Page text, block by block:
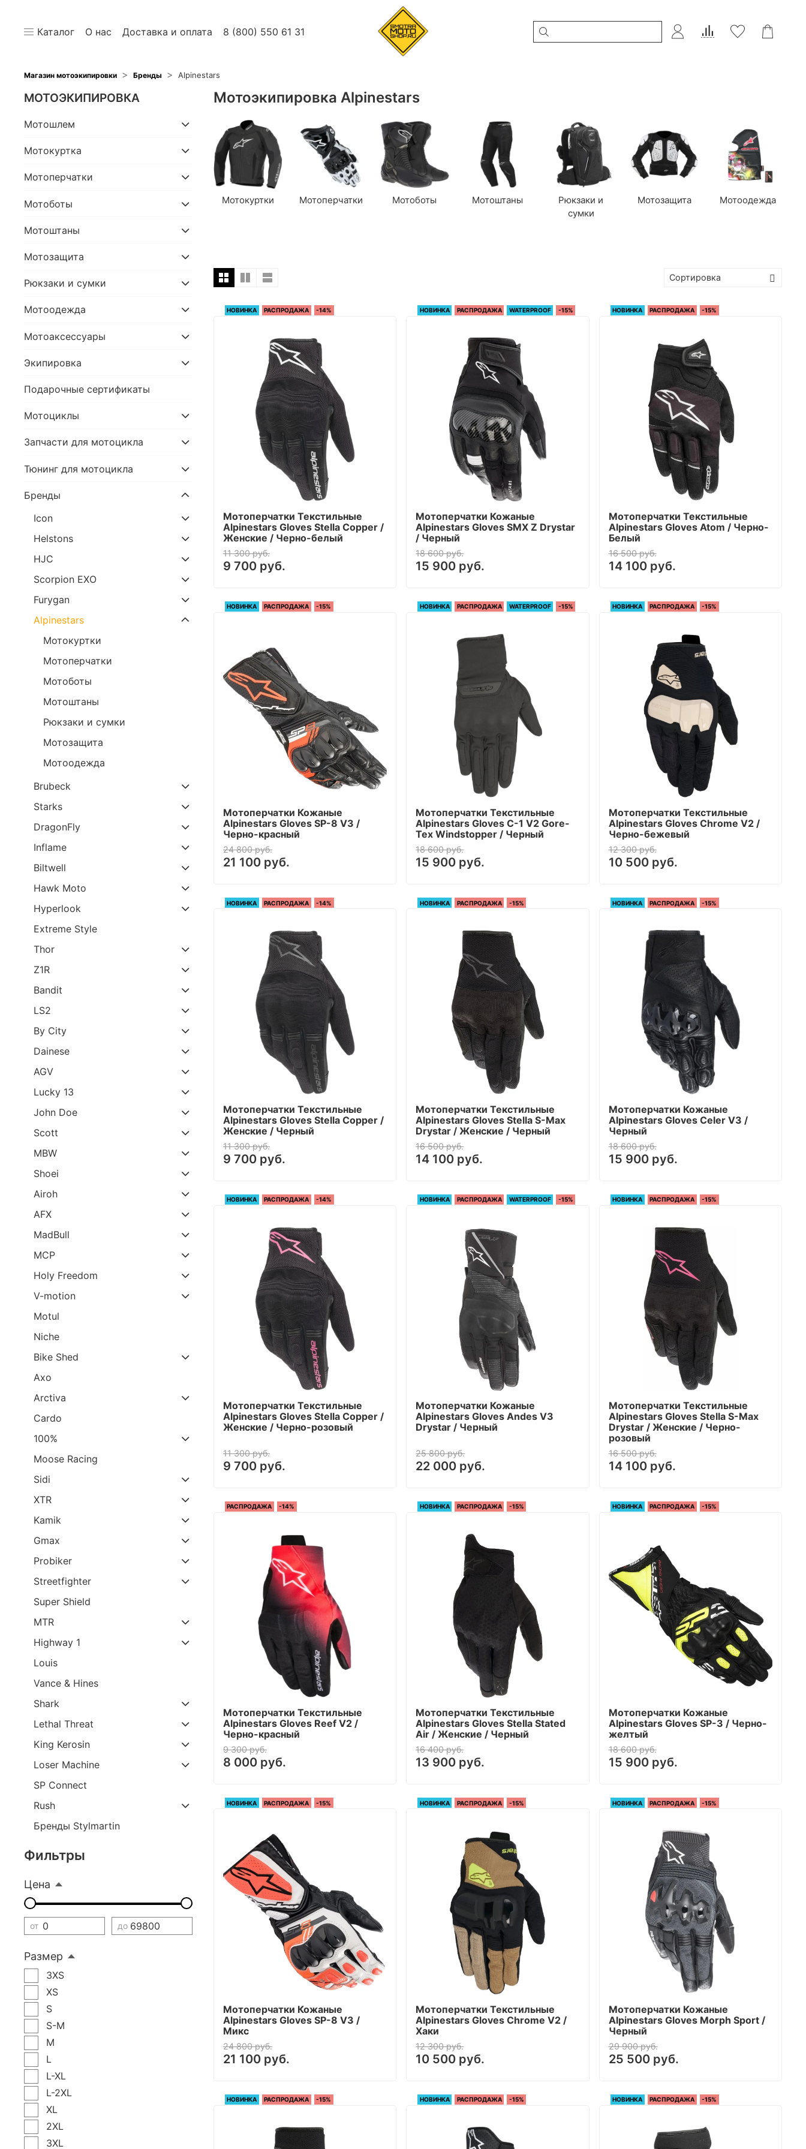
Каталог О нас Доставка и оплата 8 (800) 550 61 31
Магазин мотоэкипировки Бренды Alpinestars
Мотоэкипировка Alpinestars
Мотокуртки Мотоперчатки Мотоботы Мотоштаны
Рюкзаки и
сумки
Мотозащита Мотоодежда
НОВИНКА РАСПРОДАЖА -14%
Мотоперчатки Текстильные
Alpinestars Gloves Stella Copper /
Женские / Черно-белый
11 300 руб.
9 700 руб.
НОВИНКА РАСПРОДАЖА WATERPROOF -15%
Мотоперчатки Кожаные
Alpinestars Gloves SMX Z Drystar
/ Черный
18 600 руб.
15 900 руб.
НОВИНКА РАСПРОДАЖА -15%
Мотоперчатки Текстильные
Alpinestars Gloves Atom / Черно-
Белый
16 500 руб.
14 100 руб.
НОВИНКА РАСПРОДАЖА -15%
Мотоперчатки Кожаные
Alpinestars Gloves SP-8 V3 /
Черно-красный
24 800 руб.
21 100 руб.
НОВИНКА РАСПРОДАЖА WATERPROOF -15%
Мотоперчатки Текстильные
Alpinestars Gloves C-1 V2 Gore-
Tex Windstopper / Черный
18 600 руб.
15 900 руб.
НОВИНКА РАСПРОДАЖА -15%
Мотоперчатки Текстильные
Alpinestars Gloves Chrome V2 /
Черно-бежевый
12 300 руб.
10 500 руб.
НОВИНКА РАСПРОДАЖА -14%
Мотоперчатки Текстильные
Alpinestars Gloves Stella Copper /
Женские / Черный
11 300 руб.
9 700 руб.
НОВИНКА РАСПРОДАЖА -15%
Мотоперчатки Текстильные
Alpinestars Gloves Stella S-Max
Drystar / Женские / Черный
16 500 руб.
14 100 руб.
НОВИНКА РАСПРОДАЖА -15%
Мотоперчатки Кожаные
Alpinestars Gloves Celer V3 /
Черный
18 600 руб.
15 900 руб.
НОВИНКА РАСПРОДАЖА -14%
Мотоперчатки Текстильные
Alpinestars Gloves Stella Copper /
Женские / Черно-розовый
11 300 руб.
9 700 руб.
НОВИНКА РАСПРОДАЖА WATERPROOF -15%
Мотоперчатки Кожаные
Alpinestars Gloves Andes V3
Drystar / Черный
25 800 руб.
22 000 руб.
НОВИНКА РАСПРОДАЖА -15%
Мотоперчатки Текстильные
Alpinestars Gloves Stella S-Max
Drystar / Женские / Черно-
розовый
16 500 руб.
14 100 руб.
РАСПРОДАЖА -14%
Мотоперчатки Текстильные
Alpinestars Gloves Reef V2 /
Черно-красный
9 300 руб.
8 000 руб.
НОВИНКА РАСПРОДАЖА -15%
Мотоперчатки Текстильные
Alpinestars Gloves Stella Stated
Air / Женские / Черный
16 400 руб.
13 900 руб.
НОВИНКА РАСПРОДАЖА -15%
Мотоперчатки Кожаные
Alpinestars Gloves SP-3 / Черно-
желтый
18 600 руб.
15 900 руб.
НОВИНКА РАСПРОДАЖА -15%
Мотоперчатки Кожаные
Alpinestars Gloves SP-8 V3 /
Микс
24 800 руб.
21 100 руб.
НОВИНКА РАСПРОДАЖА -15%
Мотоперчатки Текстильные
Alpinestars Gloves Chrome V2 /
Хаки
12 300 руб.
10 500 руб.
НОВИНКА РАСПРОДАЖА -15%
Мотоперчатки Кожаные
Alpinestars Gloves Morph Sport /
Черный
29 900 руб.
25 500 руб.
НОВИНКА РАСПРОДАЖА -15% НОВИНКА РАСПРОДАЖА -15% НОВИНКА РАСПРОДАЖА -15%
МОТОЭКИПИРОВКА
Мотошлем
Мотокуртка
Мотоперчатки
Мотоботы
Мотоштаны
Мотозащита
Рюкзаки и сумки
Мотоодежда
Мотоаксессуары
Экипировка
Подарочные сертификаты
Мотоциклы
Запчасти для мотоцикла
Тюнинг для мотоцикла
Бренды
Icon
Helstons
HJC
Scorpion EXO
Furygan
Alpinestars
Мотокуртки
Мотоперчатки
Мотоботы
Мотоштаны
Рюкзаки и сумки
Мотозащита
Мотоодежда
Brubeck
Starks
DragonFly
Inflame
Biltwell
Hawk Moto
Hyperlook
Extreme Style
Thor
Z1R
Bandit
LS2
By City
Dainese
AGV
Lucky 13
John Doe
Scott
MBW
Shoei
Airoh
AFX
MadBull
MCP
Holy Freedom
V-motion
Motul
Niche
Bike Shed
Axo
Arctiva
Cardo
100%
Moose Racing
Sidi
XTR
Kamik
Gmax
Probiker
Streetfighter
Super Shield
MTR
Highway 1
Louis
Vance & Hines
Shark
Lethal Threat
King Kerosin
Loser Machine
SP Connect
Rush
Бренды Stylmartin
Фильтры
Цена
от до
Размер
3XS
XS
S
S-M
M
L
L-XL
L-2XL
XL
2XL
3XL